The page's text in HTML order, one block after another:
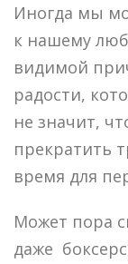
Иногда мы
к нашему
видимой
радости,
не значит,
прекратить
время для
Может пора
даже